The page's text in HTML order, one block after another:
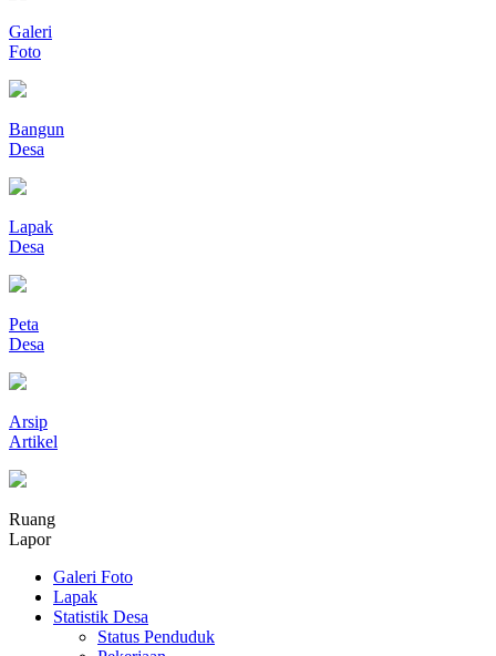
Galeri
Foto
Bangun
Desa
Lapak
Desa
Peta
Desa
Arsip
Artikel
Ruang
Lapor
Galeri Foto
Lapak
Statistik Desa
Status Penduduk